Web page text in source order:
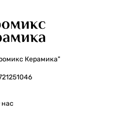
Керамика"
нас